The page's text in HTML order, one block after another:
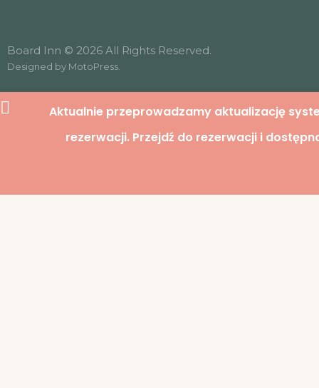
Board Inn © 2026 All Rights Reserved.
Designed by MotoPress
Aktualnie przeprowadzamy aktualizację
rezerwacji. Przejdź do rezerwacji i